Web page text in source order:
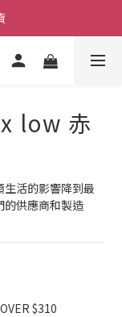
low 赤
活的影響降到最
的供應商和製造
$310